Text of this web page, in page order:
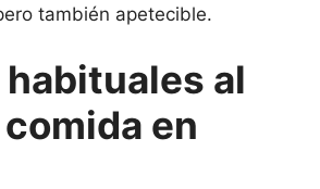
también apetecible.
habituales al
en